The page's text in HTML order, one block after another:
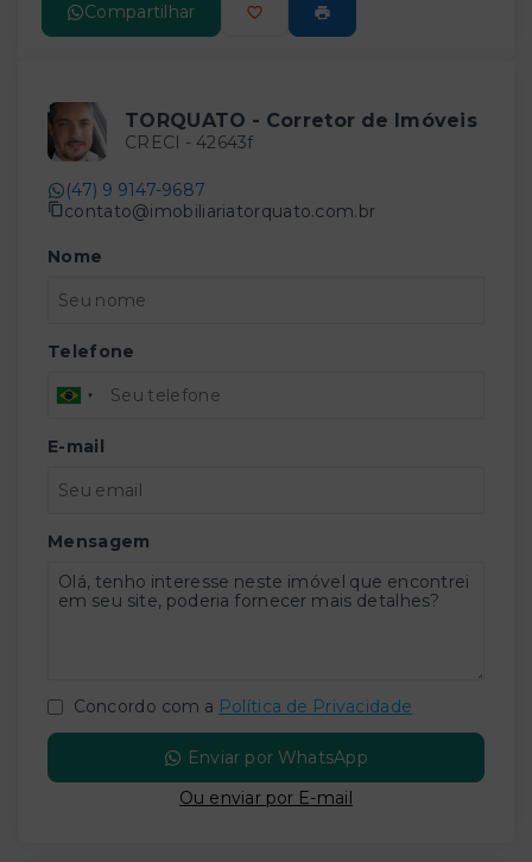
Compartilhar
TORQUATO - Corretor de Imóveis
CRECI - 42643f
(47) 9 9147-9687
contato@imobiliariatorquato.com.br
Nome
Telefone
E-mail
Mensagem
Concordo com a Política de Privacidade
Enviar por WhatsApp
Ou enviar por E-mail